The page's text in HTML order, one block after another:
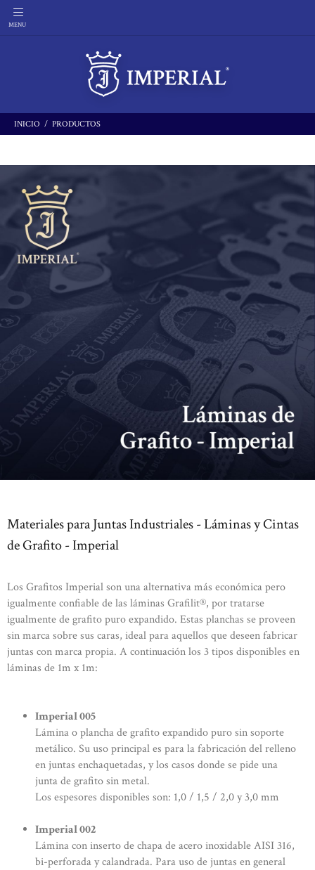
INICIO PRODUCTOS
Materiales para Juntas Industriales - Láminas y Cintas
de Grafito - Imperial
Los Grafitos Imperial son una alternativa más económica pero
igualmente confiable de las láminas Grafilit®, por tratarse
igualmente de grafito puro expandido. Estas planchas se proveen
sin marca sobre sus caras, ideal para aquellos que deseen fabricar
juntas con marca propia. A continuación los 3 tipos disponibles en
láminas de 1m x 1m:
Imperial 005
Lámina o plancha de grafito expandido puro sin soporte
metálico. Su uso principal es para la fabricación del relleno
en juntas enchaquetadas, y los casos donde se pide una
junta de grafito sin metal.
Los espesores disponibles son: 1,0 / 1,5 / 2,0 y 3,0 mm
Imperial 002
Lámina con inserto de chapa de acero inoxidable AISI 316,
bi-perforada y calandrada. Para uso de juntas en general